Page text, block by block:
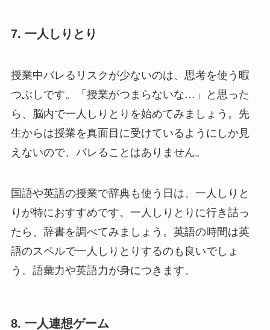
7. 一人しりとり
授業中バレるリスクが少ないのは、思考を使う暇
つぶしです。「授業がつまらないな…」と思った
ら、脳内で一人しりとりを始めてみましょう。先
生からは授業を真面目に受けているようにしか見
えないので、バレることはありません。
国語や英語の授業で辞典も使う日は、一人しりと
りが特におすすめです。一人しりとりに行き詰っ
たら、辞書を調べてみましょう。英語の時間は英
語のスペルで一人しりとりするのも良いでしょ
う。語彙力や英語力が身につきます。
8. 一人連想ゲーム